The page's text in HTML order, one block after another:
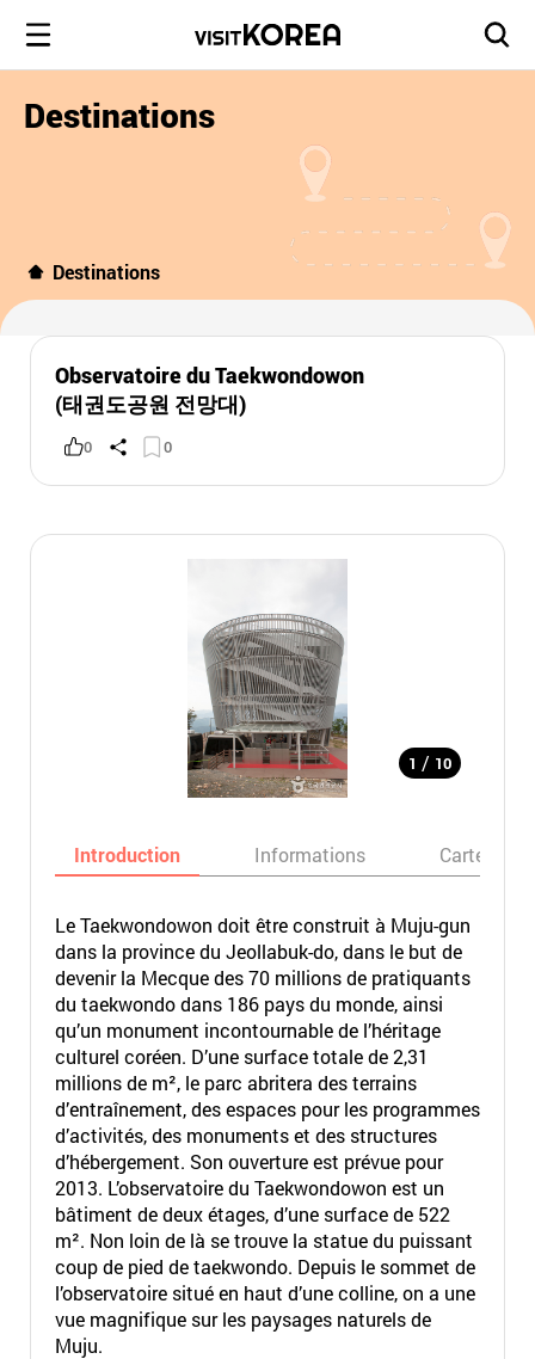
Destinations
Destinations
Observatoire du Taekwondowon
(태권도공원 전망대)
0 0
1 / 10
Introduction Informations Carte
Le Taekwondowon doit être construit à Muju-gun
dans la province du Jeollabuk-do, dans le but de
devenir la Mecque des 70 millions de pratiquants
du taekwondo dans 186 pays du monde, ainsi
qu’un monument incontournable de l’héritage
culturel coréen. D’une surface totale de 2,31
millions de m², le parc abritera des terrains
d’entraînement, des espaces pour les programmes
d’activités, des monuments et des structures
d’hébergement. Son ouverture est prévue pour
2013. L’observatoire du Taekwondowon est un
bâtiment de deux étages, d’une surface de 522
m². Non loin de là se trouve la statue du puissant
coup de pied de taekwondo. Depuis le sommet de
l’observatoire situé en haut d’une colline, on a une
vue magnifique sur les paysages naturels de
Muju.